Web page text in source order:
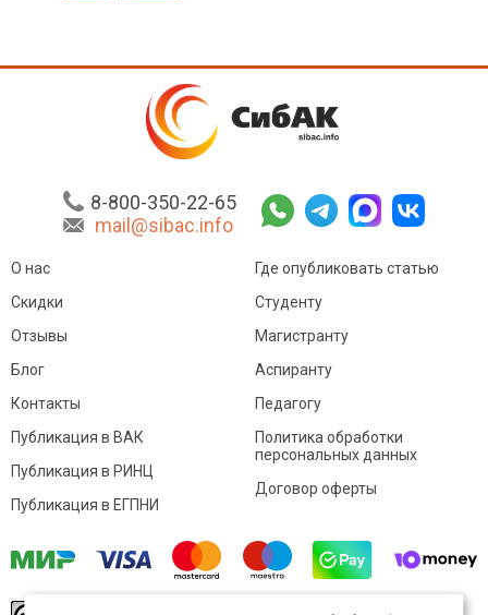
8-800-350-22-65
mail@sibac.info
О нас
Скидки
Отзывы
Блог
Контакты
Где опубликовать статью
Студенту
Магистранту
Аспиранту
Педагогу
Публикация в ВАК
Публикация в РИНЦ
Публикация в ЕГПНИ
Политика обработки
персональных данных
Договор оферты